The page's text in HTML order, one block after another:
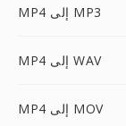
MP4 إلى MP3
MP4 إلى WAV
MP4 إلى MOV